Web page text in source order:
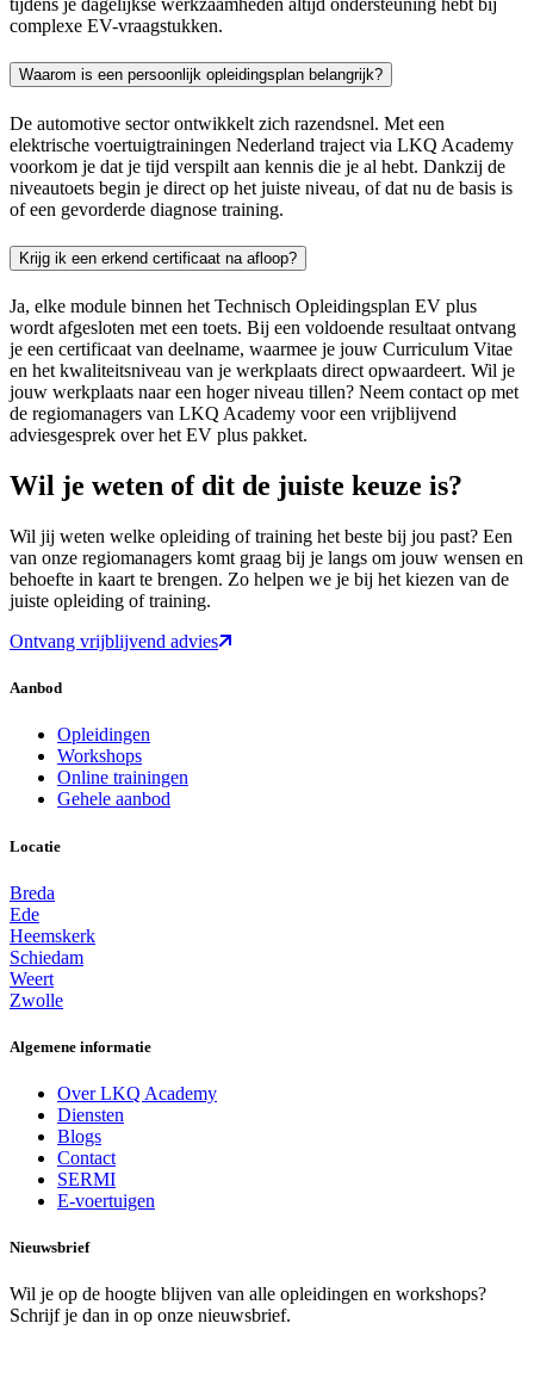
tijdens je dagelijkse werkzaamheden altijd ondersteuning hebt bij
complexe EV-vraagstukken.
Waarom is een persoonlijk opleidingsplan belangrijk?
De automotive sector ontwikkelt zich razendsnel. Met een
elektrische voertuigtrainingen Nederland traject via LKQ Academy
voorkom je dat je tijd verspilt aan kennis die je al hebt. Dankzij de
niveautoets begin je direct op het juiste niveau, of dat nu de basis is
of een gevorderde diagnose training.
Krijg ik een erkend certificaat na afloop?
Ja, elke module binnen het Technisch Opleidingsplan EV plus
wordt afgesloten met een toets. Bij een voldoende resultaat ontvang
je een certificaat van deelname, waarmee je jouw Curriculum Vitae
en het kwaliteitsniveau van je werkplaats direct opwaardeert. Wil je
jouw werkplaats naar een hoger niveau tillen? Neem contact op met
de regiomanagers van LKQ Academy voor een vrijblijvend
adviesgesprek over het EV plus pakket.
Wil je weten of dit de juiste keuze is?
Wil jij weten welke opleiding of training het beste bij jou past? Een
van onze regiomanagers komt graag bij je langs om jouw wensen en
behoefte in kaart te brengen. Zo helpen we je bij het kiezen van de
juiste opleiding of training.
Ontvang vrijblijvend advies
Aanbod
Opleidingen
Workshops
Online trainingen
Gehele aanbod
Locatie
Breda
Ede
Heemskerk
Schiedam
Weert
Zwolle
Algemene informatie
Over LKQ Academy
Diensten
Blogs
Contact
SERMI
E-voertuigen
Nieuwsbrief
Wil je op de hoogte blijven van alle opleidingen en workshops?
Schrijf je dan in op onze nieuwsbrief.